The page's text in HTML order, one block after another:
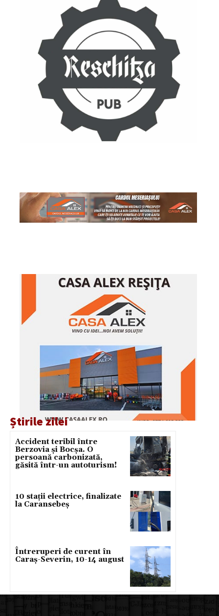
Știrile zilei
Accident teribil între
Berzovia și Bocșa. O
persoană carbonizată,
găsită într-un autoturism!
10 stații electrice, finalizate
la Caransebeș
Întreruperi de curent în
Caraș-Severin, 10-14 august